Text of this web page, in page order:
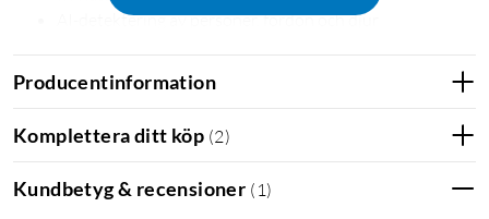
AI-detektering av personer, fordon och djur
24/7-inspelning med lokal lagring (2 TB hårddisk ingår)
Kan byggas ut med fler Reolink PoE-kameror
Kameror för detaljfokuserad övervakning
Producentinformation
Komplettera ditt köp (2)
Kundbetyg & recensioner ( 1 )